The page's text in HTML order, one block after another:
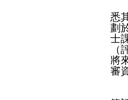
悉
劃
士
將
審